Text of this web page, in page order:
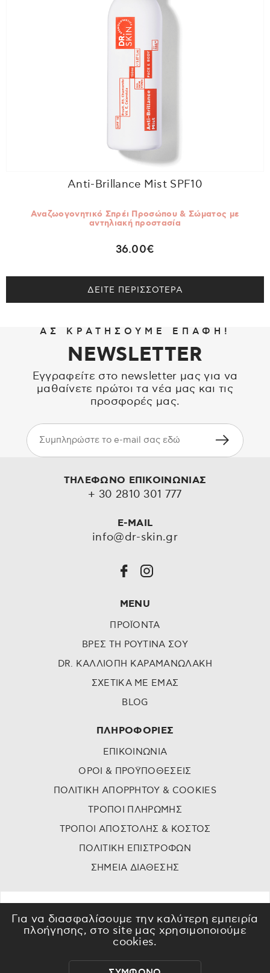
Για να διασφαλίσουμε την καλύτερη εμπειρία
πλοήγησης, στο site μας χρησιμοποιούμε
cookies.
Anti-Brillance Mist SPF10
Αναζωογονητικό Σπρέι Προσώπου & Σώματος με
αντηλιακή προστασία
36.00€
ΔΕΙΤΕ ΠΕΡΙΣΣΟΤΕΡΑ
ΑΣ ΚΡΑΤΗΣΟΥΜΕ ΕΠΑΦΗ!
NEWSLETTER
Εγγραφείτε στο newsletter μας για να
μαθαίνετε πρώτοι τα νέα μας και τις
προσφορές μας.
ΤΗΛΕΦΩΝΟ ΕΠΙΚΟΙΝΩΝΙΑΣ
+ 30 2810 301 777
E-MAIL
info@dr-skin.gr
MENU
ΠΡΟΪΟΝΤΑ
ΒΡΕΣ ΤΗ ΡΟΥΤΙΝΑ ΣΟΥ
DR. ΚΑΛΛΙΟΠΗ ΚΑΡΑΜΑΝΩΛΑΚΗ
ΣΧΕΤΙΚΑ ΜΕ ΕΜΑΣ
BLOG
ΠΛΗΡΟΦΟΡΙΕΣ
ΕΠΙΚΟΙΝΩΝΙΑ
ΟΡΟΙ & ΠΡΟΫΠΟΘΕΣΕΙΣ
ΠΟΛΙΤΙΚΗ ΑΠΟΡΡΗΤΟΥ & COOKIES
ΤΡΟΠΟΙ ΠΛΗΡΩΜΗΣ
ΤΡΟΠΟΙ ΑΠΟΣΤΟΛΗΣ & ΚΟΣΤΟΣ
ΠΟΛΙΤΙΚΗ ΕΠΙΣΤΡΟΦΩΝ
ΣΗΜΕΙΑ ΔΙΑΘΕΣΗΣ